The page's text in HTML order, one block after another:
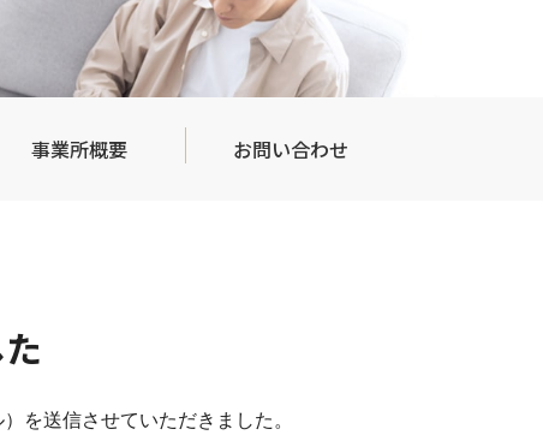
事業所概要 お問い合わせ
を送信させていただきました。